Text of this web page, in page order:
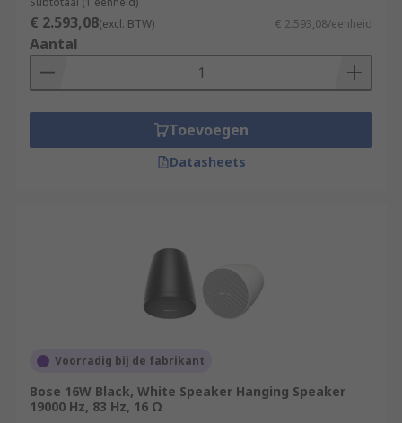
€ 2.593,08(excl. BTW) € 2.593,08/eenheid
Aantal
Toevoegen
Datasheets
Voorradig bij de fabrikant
Bose 16W Black, White Speaker Hanging Speaker
19000 Hz, 83 Hz, 16 Ω